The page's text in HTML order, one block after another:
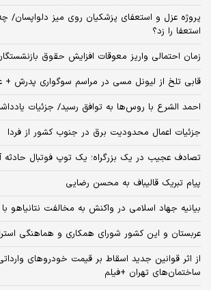
پروژه عزل و استعفای پزشکیان روی میز دلواپسان/
استعفا را زد؟
زمان احتمالی واریز معوقات افزایش حقوق
قابی تلخ از لیونل مسی در مراسم سوگواری پدرش
احمد الشرع با روس‌ها به توافق رسید/ جزئیات
جزئیات اعمال محدودیت برق در جنوب کشور از فردا
تصادف عجیب در یک بزرگراه؛ یک توپ فوتبال حادثه‌
پیام تبریک قالیباف به محسن رضایی
بیانیه جهاد اسلامی در واکنش به مخالفت نتانیاهو با ۱۵ بند توافق
عربستان و این کشور شورای همکاری و هماهنگی
از اثر قوانین جدید اسقاط بر قیمت خودروهای
ساختمان‌های تهران +فیلم